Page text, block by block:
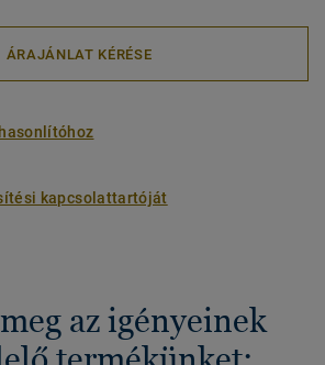
ÁRAJÁNLAT KÉRÉSE
kapcsolattartóját
az igényeinek